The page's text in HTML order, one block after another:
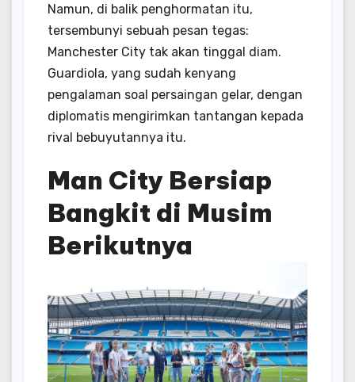
Namun, di balik penghormatan itu,
tersembunyi sebuah pesan tegas:
Manchester City tak akan tinggal diam.
Guardiola, yang sudah kenyang
pengalaman soal persaingan gelar, dengan
diplomatis mengirimkan tantangan kepada
rival bebuyutannya itu.
Man City Bersiap
Bangkit di Musim
Berikutnya